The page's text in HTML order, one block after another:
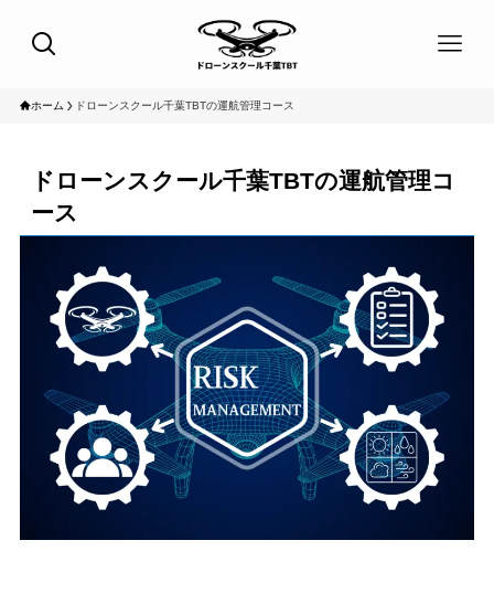
ホーム ドローンスクール千葉TBTの運航管理コース
ドローンスクール千葉TBTの運航管理コ
ース